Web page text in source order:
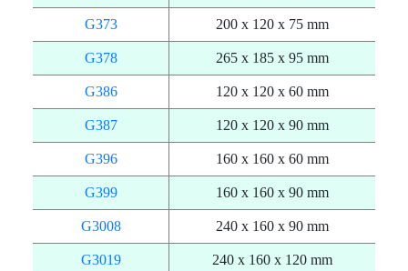
G373 200 x 120 x 75 mm
G378 265 x 185 x 95 mm
G386 120 x 120 x 60 mm
G387 120 x 120 x 90 mm
G396 160 x 160 x 60 mm
G399 160 x 160 x 90 mm
G3008 240 x 160 x 90 mm
G3019 240 x 160 x 120 mm